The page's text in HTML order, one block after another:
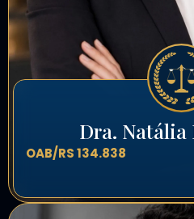
Dra.
OAB/RS 134.838